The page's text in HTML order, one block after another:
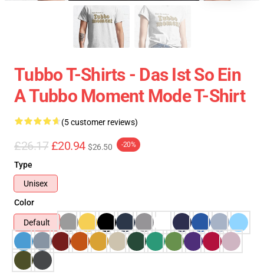
Tubbo T-Shirts - Das Ist So Ein
A Tubbo Moment Mode T-Shirt
(5 customer reviews)
£26.17 £20.94 $26.50 -20%
Type
Unisex
Color
Default